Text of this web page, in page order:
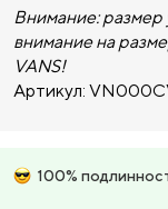
Внимание:размер
внимание на
VANS!
Артикул:
100%